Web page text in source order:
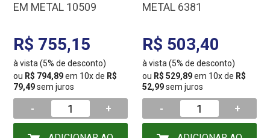
EM METAL 10509
R$ 755,15
à vista (5% de desconto)
ou R$ 794,89em 10x de R$
79,49sem juros
- +
METAL 6381
R$ 503,40
à vista (5% de desconto)
ou R$ 529,89em 10x de R$
52,99sem juros
- +